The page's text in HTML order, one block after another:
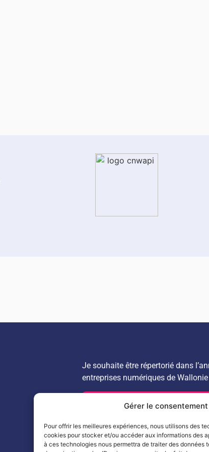
Gérer le consentement
Pour offrir les meilleures expériences, nous utilisons des
cookies pour stocker et/ou accéder aux informations des
à ces technologies nous permettra de traiter des données
Je souhaite être répertorié dans
entreprises numériques de
INSCRIPTION